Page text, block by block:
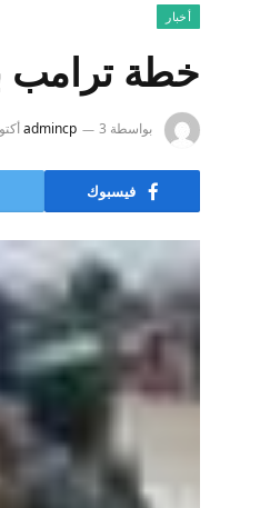
أخبار
خطة ترامب
بواسطة admincp 3 أكتوبر، 2025
فيسبوك